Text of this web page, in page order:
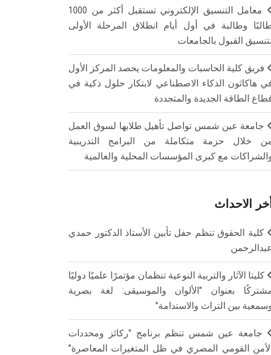
معامل التنسيق الإلكتروني تستقبل أكثر من 1000
وطالبة في أول أيام انطلاق المرحلة الأولى
القبول بالجامعات
فريق كلية الحاسبات والمعلومات يحصد المركز الأول
هاكاثون الذكاء الاصطناعي لابتكار حلول ذكية في
الطاقة الجديدة والمتجددة
جامعة عين شمس تواصل تأهيل طلابها لسوق العمل
خلال حزمة متكاملة من البرامج التدريبية
مع كبرى المؤسسات المحلية والعالمية
أخر الاحداث
كلية الحقوق تنظم حفل تأبين الأستاذ الدكتور حمدي
عبدالرحمن
كليتا الآثار والتربية النوعية تنظمان مؤتمرًا علميًا دوليًا
بعنوان "الألوان والموسيقى: لغة بصرية
بين التراث والاستدامة"
جامعة عين شمس تنظم برنامج "ركائز ومحددات
القومي المصري في ظل المتغيرات المعاصرة"